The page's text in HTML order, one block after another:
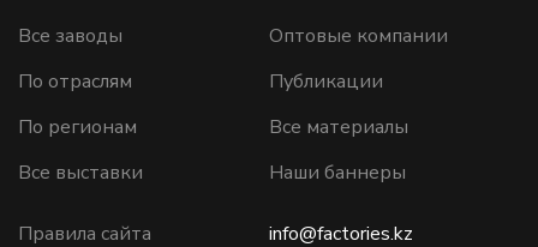
Все заводы
По отраслям
По регионам
Все выставки
Оптовые компании
Публикации
Все материалы
Наши баннеры
Правила сайта
info@factories.kz